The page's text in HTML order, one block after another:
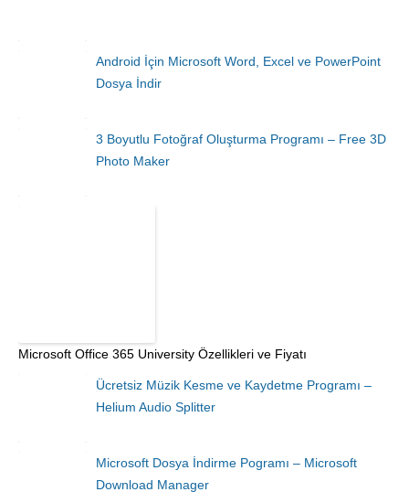
Android İçin Microsoft Word, Excel ve PowerPoint
Dosya İndir
3 Boyutlu Fotoğraf Oluşturma Programı – Free 3D
Photo Maker
Microsoft Office 365 University Özellikleri ve Fiyatı
Ücretsiz Müzik Kesme ve Kaydetme Programı –
Helium Audio Splitter
Microsoft Dosya İndirme Pogramı – Microsoft
Download Manager